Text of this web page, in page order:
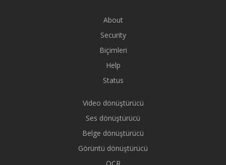
About
Security
Biçimleri
Help
Status
Video dönüştürücü
Ses dönüştürücü
Belge dönüştürücü
Görüntü dönüştürücü